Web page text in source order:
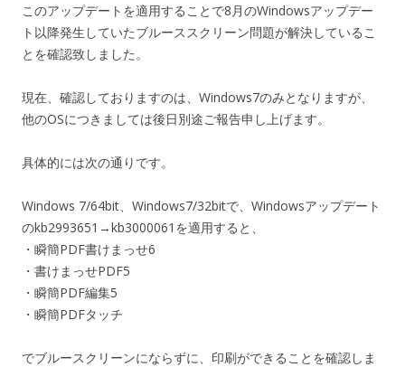
このアップデートを適用することで8月のWindowsアップデー
ト以降発生していたブルーススクリーン問題が解決しているこ
とを確認致しました。
現在、確認しておりますのは、Windows7のみとなりますが、
他のOSにつきましては後日別途ご報告申し上げます。
具体的には次の通りです。
Windows 7/64bit、Windows7/32bitで、Windowsアップデート
のkb2993651→kb3000061を適用すると、
・瞬簡PDF書けまっせ6
・書けまっせPDF5
・瞬簡PDF編集5
・瞬簡PDFタッチ
でブルースクリーンにならずに、印刷ができることを確認しま